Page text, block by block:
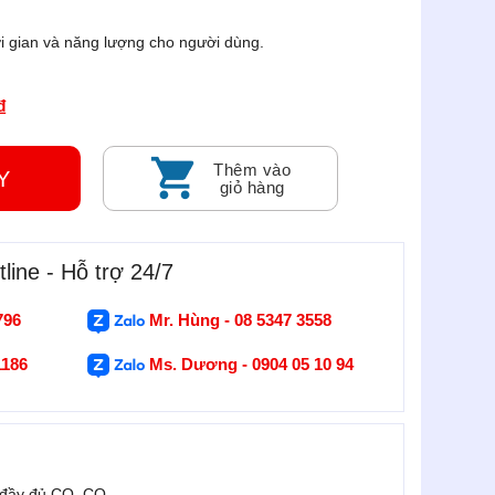
và năng lượng cho người dùng.
Thêm vào
giỏ hàng
- Hỗ trợ 24/7
Mr. Hùng - 08 5347 3558
Ms. Dương - 0904 05 10 94